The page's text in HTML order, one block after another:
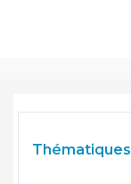
Thématiques